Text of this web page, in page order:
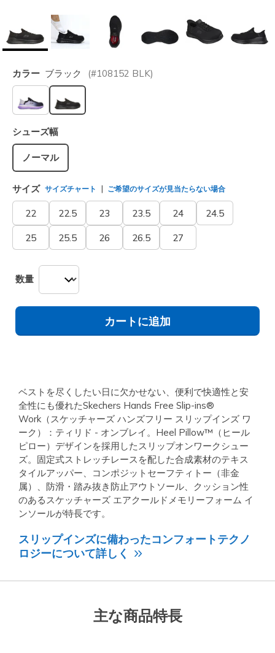
カラー ブラック (#108152 BLK)
選択されました
シューズ幅
ノーマル
サイズ サイズチャート ご希望のサイズが見当たらない場合
22 22.5 23 23.5 24 24.5
25 25.5 26 26.5 27
数量
カートに追加
ベストを尽くしたい日に欠かせない、便利で快適性と安
全性にも優れたSkechers Hands Free Slip-ins®
Work（スケッチャーズ ハンズフリー スリップインズ ワ
ーク）：ティリド - オンブレイ。Heel Pillow™（ヒール
ピロー）デザインを採用したスリップオンワークシュー
ズ。固定式ストレッチレースを配した合成素材のテキス
タイルアッパー、コンポジットセーフティトー（非金
属）、防滑・踏み抜き防止アウトソール、クッション性
のあるスケッチャーズ エアクールドメモリーフォーム イ
ンソールが特長です。
スリップインズに備わったコンフォートテクノ
ロジーについて詳しく
主な商品特長